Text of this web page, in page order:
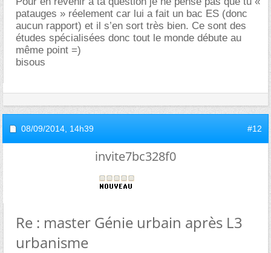
patauges » réelement car lui a fait un bac ES (donc
aucun rapport) et il s’en sort très bien. Ce sont des
études spécialisées donc tout le monde débute au
même point =)
bisous
08/09/2014, 14h39 #12
invite7bc328f0
Re : master Génie urbain après L3
urbanisme